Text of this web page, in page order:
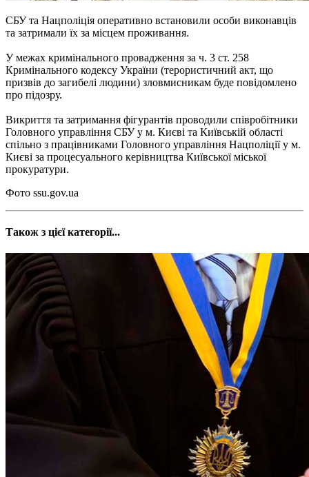
СБУ та Нацполіція оперативно встановили особи виконавців
та затримали їх за місцем проживання.
У межах кримінального провадження за ч. 3 ст. 258
Кримінального кодексу України (терористичний акт, що
призвів до загибелі людини) зловмисникам буде повідомлено
про підозру.
Викриття та затримання фігурантів проводили співробітники
Головного управління СБУ у м. Києві та Київській області
спільно з працівниками Головного управління Нацполіції у м.
Києві за процесуального керівництва Київської міської
прокуратури.
Фото ssu.gov.ua
Також з цієї категорії...